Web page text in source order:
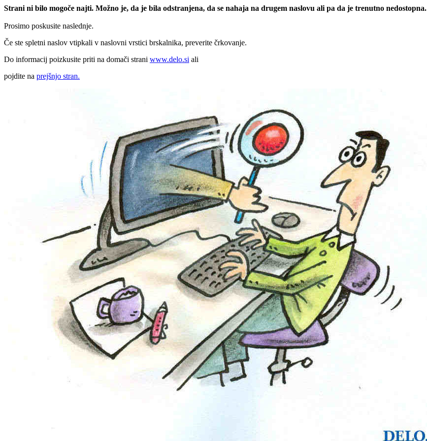
Strani ni bilo mogoče najti. Možno je, da je bila odstranjena, da se nahaja na drugem naslovu ali pa da je trenutno nedostopna.
Prosimo poskusite naslednje.
Če ste spletni naslov vtipkali v naslovni vrstici brskalnika, preverite črkovanje.
Do informacij poizkusite priti na domači strani www.delo.si ali
pojdite na prejšnjo stran.